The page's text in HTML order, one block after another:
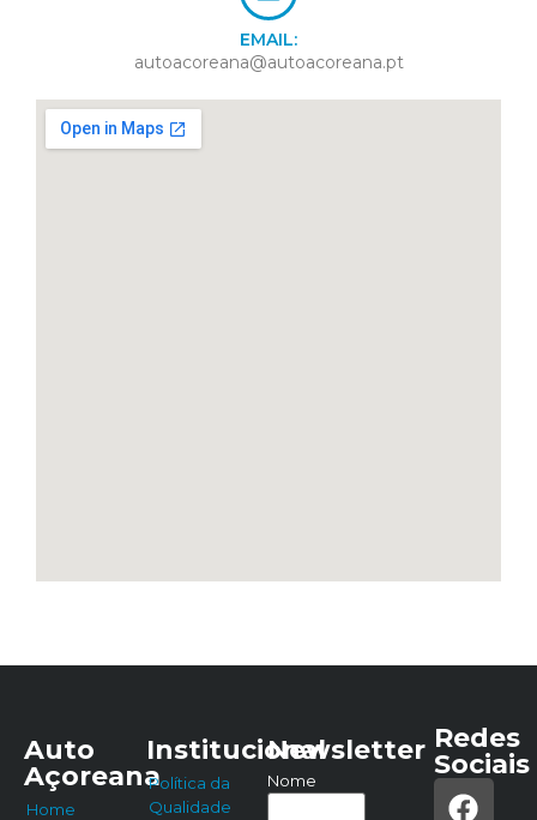
EMAIL:
autoacoreana@autoacoreana.pt
Auto
Açoreana
Home
Institucional
Política da
Qualidade
Newsletter
Nome
Redes
Sociais